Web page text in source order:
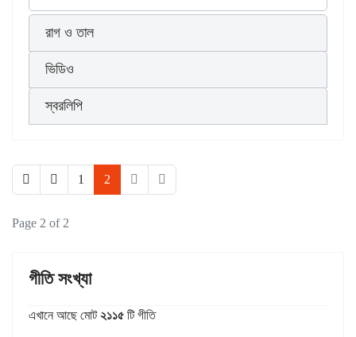
রাগ ও তাল
ভিডিও
স্বরলিপি
1 2
Page 2 of 2
গীতি সংখ্যা
এখানে আছে মোট২১১৫ টি গীতি